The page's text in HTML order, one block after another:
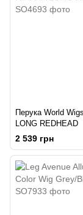
Перука World
LONG REDHEAD
2 539 грн